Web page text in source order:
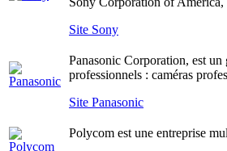
Site Sony
Panasonic Corporation, est un
professionnels : caméras
Site Panasonic
Polycom est une entreprise